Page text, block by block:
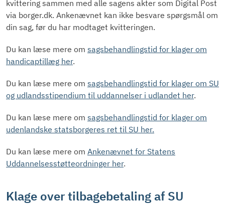
kvittering sammen med alle sagens akter som Digital Post
via borger.dk. Ankenævnet kan ikke besvare spørgsmål om
din sag, før du har modtaget kvitteringen.
Du kan læse mere om sagsbehandlingstid for klager om
handicaptillæg her.
Du kan læse mere om sagsbehandlingstid for klager om SU
og udlandsstipendium til uddannelser i udlandet her.
Du kan læse mere om sagsbehandlingstid for klager om
udenlandske statsborgeres ret til SU her.
Du kan læse mere om Ankenævnet for Statens
Uddannelsesstøtteordninger her.
Klage over tilbagebetaling af SU